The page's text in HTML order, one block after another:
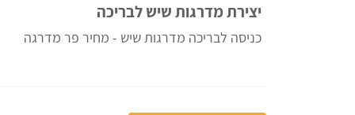
יצירת מדרגות שיש לבריכה
כניסה לבריכה מדרגות שיש - מחיר פר מדרגה